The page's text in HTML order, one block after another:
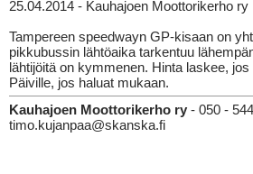
25.04.2014 - Kauhajoen Moottorikerho ry
Tampereen speedwayn GP-kisaan on
pikkubussin lähtöaika tarkentuu
lähtijöitä on kymmenen. Hinta laskee,
Päiville, jos haluat mukaan.
Kauhajoen Moottorikerho ry - 050 -
timo.kujanpaa@skanska.fi